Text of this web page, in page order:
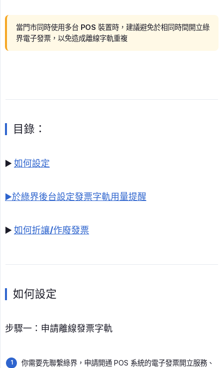
當門市同時使用多台 POS 裝置時，建議避免於相同時間開立綠
界電子發票，以免造成離線字軌重複
目錄：
▶️如何設定
▶️於綠界後台設定發票字軌用量提醒
▶️如何折讓/作廢發票
如何設定
步驟一：申請離線發票字軌
你需要先聯繫綠界，申請開通 POS 系統的電子發票開立服務、